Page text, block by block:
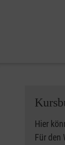
Hier
Für den